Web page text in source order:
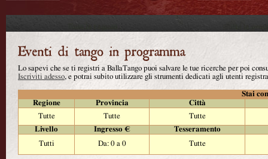
Lo sapevi che se ti registri a BallaTango puoi salvare le tue ricerche per poi
Iscriviti adesso, e potrai subito utilizzare gli strumenti dedicati agli utenti
Stai
Regione
Provincia
Città
Tutte
Tutte
Tutte
Livello
Ingresso €
Tesseramento
Tutti
Da: 0 a 0 Tutte